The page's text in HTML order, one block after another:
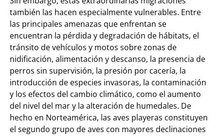
también las hacen especialmente vulnerables. Entre
las principales amenazas que enfrentan se
encuentran la pérdida y degradación de hábitats, el
tránsito de vehículos y motos sobre zonas de
nidificación, alimentación y descanso, la presencia de
perros sin supervisión, la presión por cacería, la
introducción de especies invasoras, la contaminación
y los efectos del cambio climático, como el aumento
del nivel del mar y la alteración de humedales. De
hecho en Norteamérica, las aves playeras constituyen
el segundo grupo de aves con mayores declinaciones